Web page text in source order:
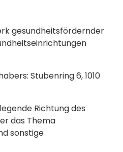
gesundheitsfördernder
Stubenring 6, 1010
Richtung des
das Thema
sonstige